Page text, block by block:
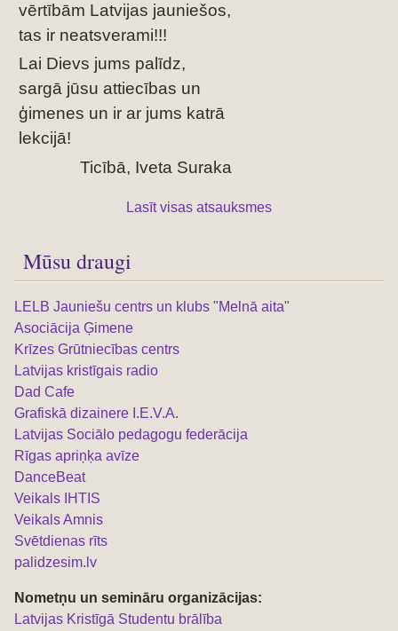
vērtībām Latvijas jauniešos,
tas ir neatsverami!!!
Lai Dievs jums palīdz,
sargā jūsu attiecības un
ģimenes un ir ar jums katrā
lekcijā!
Ticībā, Iveta Suraka
Lasīt visas atsauksmes
Mūsu draugi
LELB Jauniešu centrs un klubs "Melnā aita"
Asociācija Ģimene
Krīzes Grūtniecības centrs
Latvijas kristīgais radio
Dad Cafe
Grafiskā dizainere I.E.V.A.
Latvijas Sociālo pedagogu federācija
Rīgas apriņķa avīze
DanceBeat
Veikals IHTIS
Veikals Amnis
Svētdienas rīts
palidzesim.lv
Nometņu un semināru organizācijas:
Latvijas Kristīgā Studentu brālība